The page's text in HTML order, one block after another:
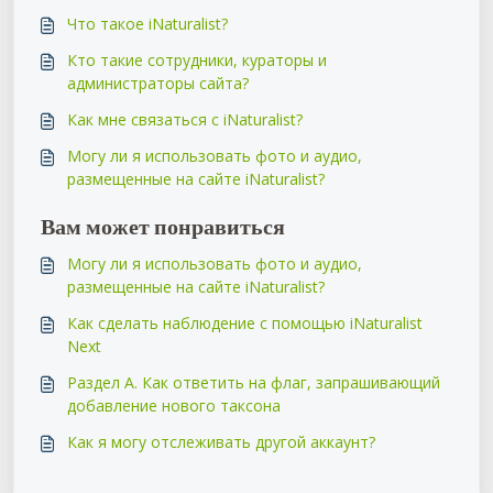
Что такое iNaturalist?
Кто такие сотрудники, кураторы и
администраторы сайта?
Как мне связаться с iNaturalist?
Могу ли я использовать фото и аудио,
размещенные на сайте iNaturalist?
Вам может понравиться
Могу ли я использовать фото и аудио,
размещенные на сайте iNaturalist?
Как сделать наблюдение с помощью iNaturalist
Next
Раздел A. Как ответить на флаг, запрашивающий
добавление нового таксона
Как я могу отслеживать другой аккаунт?